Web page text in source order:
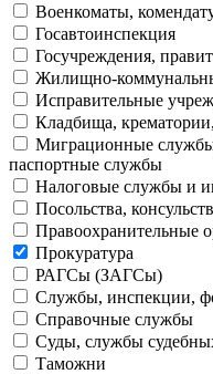
Военкоматы,
Госавтоинспекция
Госучреждения,
Жилищно-
Исправительные
Кладбища,
Миграционные
паспортные службы
Налоговые службы и
Посольства,
Правоохранительные
Прокуратура
РАГСы (ЗАГСы)
Службы, инспекции,
Справочные службы
Суды, службы
Таможни